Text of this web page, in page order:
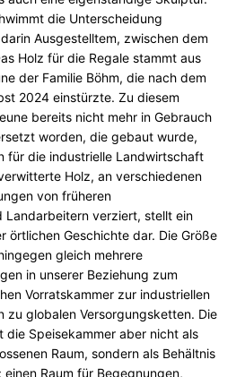
die Unterscheidung
Ausgestelltem, zwischen dem
Holz für die Regale stammt aus
der Familie Böhm, die nach dem
2024 einstürzte. Zu diesem
bereits nicht mehr in Gebrauch
worden, die gebaut wurde,
für die industrielle Landwirtschaft
Holz, an verschiedenen
von früheren
Landarbeitern verziert, stellt ein
örtlichen Geschichte dar. Die Größe
gleich mehrere
in unserer Beziehung zum
Vorratskammer zur industriellen
zu globalen Versorgungsketten. Die
die Speisekammer aber nicht als
Raum, sondern als Behältnis
Raum für Begegnungen,